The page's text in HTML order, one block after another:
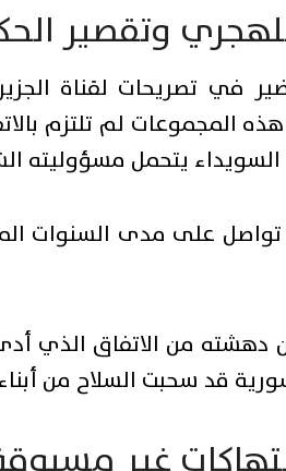
وتقصير
في تصريحات لقناة
هذه المجموعات لم تلتزم
يتحمل مسؤوليته
تواصل على مدى السنوات
دهشته من الاتفاق الذي
قد سحبت السلاح من